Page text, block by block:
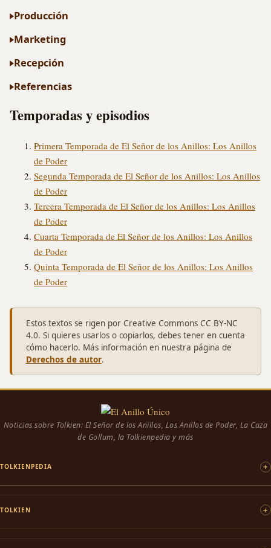
Producción
Marketing
Recepción
Referencias
Temporadas y episodios
Primera Temporada de El Señor de los Anillos: Los Anillos
de Poder
Segunda Temporada de El Señor de los Anillos: Los Anillos
de Poder
Tercera Temporada de El Señor de los Anillos: Los Anillos
de Poder
Cuarta Temporada de El Señor de los Anillos: Los Anillos
de Poder
Quinta Temporada de El Señor de los Anillos: Los Anillos
de Poder
Estos textos se rigen por Creative Commons CC BY-NC
4.0. Si quieres usarlos o copiarlos, debes tener en cuenta
cómo hacerlo. Más información en nuestra página de
Derechos de autor.
Noticias sobre Tolkien: El Señor de los Anillos, Los Anillos de Poder, La Caza
de Gollum, la Tolkienpedia y más
TOLKIENPEDIA
TOLKIEN